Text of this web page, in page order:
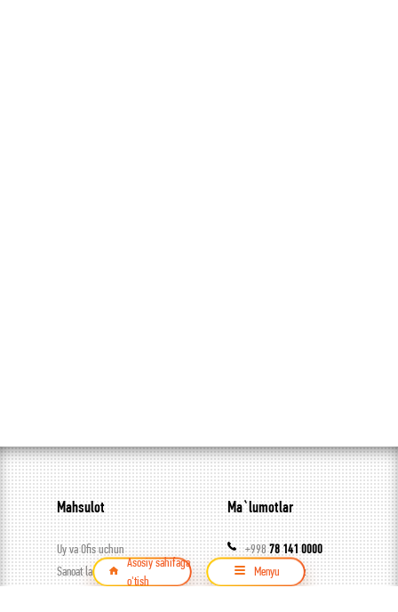
Asosiy sahifaga
o'tish
Menyu
Mahsulot
Uy va Ofis uchun
Sanoat lampalari
Ma`lumotlar
+99878 141 0000
akfalighting.uz